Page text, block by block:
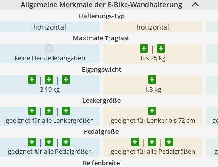
Allgemeine Merkmale der E-Bike-Wandhalterung
Halterungs-Typ
horizontal horizontal
Maximale Traglast
keine Herstellerangaben bis 25 kg
Eigengewicht
3,19 kg 1,8 kg
Lenkergröße
geeignet für alle Lenkergrößen geeignet für Lenker bis 72 cm
Pedalgröße
geeignet für alle Pedalgrößen geeignet für alle Pedalgrößen
Reifenbreite